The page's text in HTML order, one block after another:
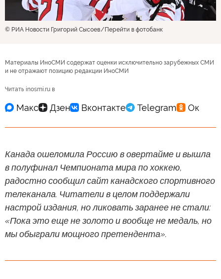
© РИА Новости Григорий Сысоев Перейти в фотобанк
Материалы ИноСМИ содержат оценки исключительно зарубежных СМИ
и не отражают позицию редакции ИноСМИ
Читать inosmi.ru в
Канада ошеломила Россию в овертайме и вышла
в полуфинал Чемпионата мира по хоккею,
радостно сообщил сайт канадского спортивного
телеканала. Читатели в целом поддержали
настрой издания, но ликовать заранее не стали:
«Пока это еще не золото и вообще не медаль, но
мы обыграли мощного претендента».